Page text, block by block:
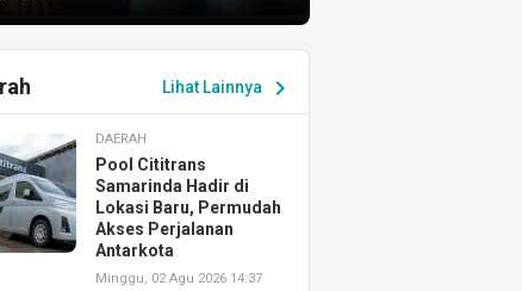
Lihat Lainnya chevron_right
DAERAH
Pool Cititrans
Samarinda Hadir di
Lokasi Baru, Permudah
Akses Perjalanan
Antarkota
Minggu, 02 Agu 2026 14:37